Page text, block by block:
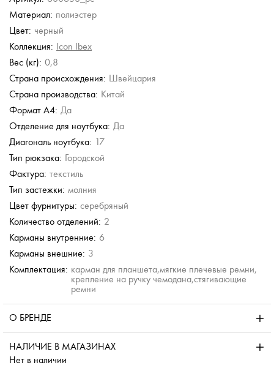
Кожаный рюкзак
24 980 руб.
Кожаный рюкзак
24 980 руб.
Материал: полиэстер
Цвет: черный
Коллекция: Icon Ibex
Вес (кг): 0,8
Страна происхождения: Швейцария
Страна производства: Китай
Формат А4: Да
Отделение для ноутбука: Да
Диагональ ноутбука: 17
Тип рюкзака: Городской
Фактура: текстиль
Тип застежки: молния
Цвет фурнитуры: серебряный
Количество отделений: 2
Карманы внутренние: 6
Карманы внешние: 3
Комплектация: карман для планшета,мягкие плечевые ремни,
крепление на ручку чемодана,стягивающие
ремни
О БРЕНДЕ
НАЛИЧИЕ В МАГАЗИНАХ
Нет в наличии